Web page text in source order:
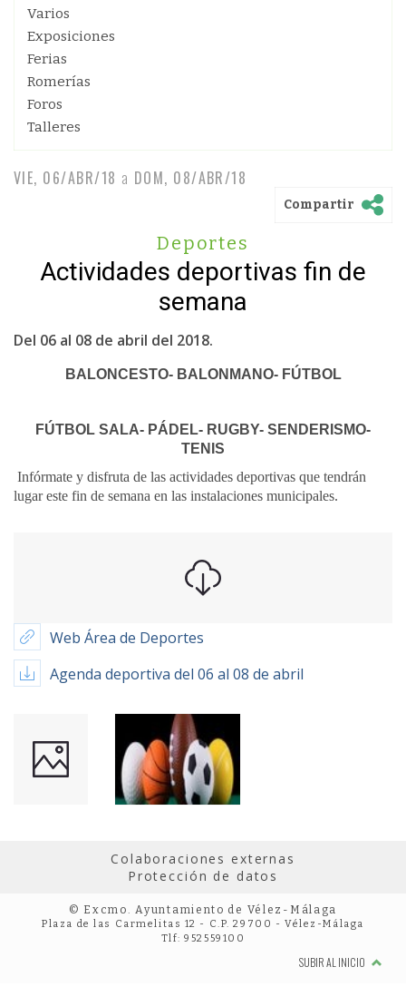
Varios
Exposiciones
Ferias
Romerías
Foros
Talleres
VIE, 06/ABR/18 a DOM, 08/ABR/18
Compartir
Deportes
Actividades deportivas fin de
semana
Del 06 al 08 de abril del 2018.
BALONCESTO- BALONMANO- FÚTBOL
FÚTBOL SALA- PÁDEL- RUGBY- SENDERISMO-
TENIS
Infórmate y disfruta de las actividades deportivas que tendrán
lugar este fin de semana en las instalaciones municipales.
Web Área de Deportes
Agenda deportiva del 06 al 08 de abril
Colaboraciones externas
Protección de datos
© Excmo. Ayuntamiento de Vélez-Málaga
Plaza de las Carmelitas 12 - C.P. 29700 - Vélez-Málaga
Tlf: 952559100
SUBIR AL INICIO